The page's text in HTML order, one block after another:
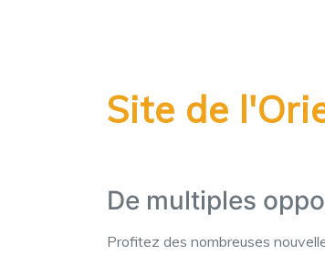
Site de
De multiples
Profitez des nombreuses